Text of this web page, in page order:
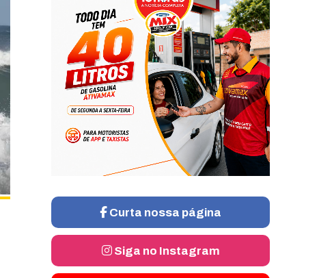
Curta nossa página
Siga no Instagram